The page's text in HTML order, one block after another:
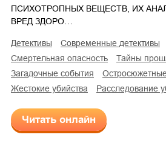
ПСИХОТРОПНЫХ ВЕЩЕСТВ, ИХ
ВРЕД ЗДОРО…
детективы современные детективы
смертельная опасность
тайны
загадочные события
жестокие убийства
расследование
Читать онлайн